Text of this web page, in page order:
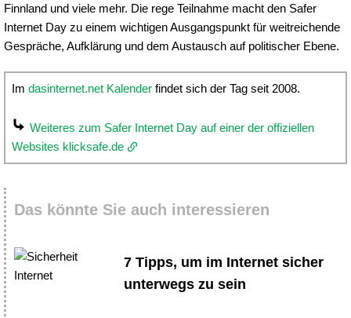
Finnland und viele mehr. Die rege Teilnahme macht den Safer
Internet Day zu einem wichtigen Ausgangspunkt für weitreichende
Gespräche, Aufklärung und dem Austausch auf politischer Ebene.
Im dasinternet.net Kalender findet sich der Tag seit 2008.
Weiteres zum Safer Internet Day auf einer der offiziellen
Websites klicksafe.de
Das könnte Sie auch interessieren
7 Tipps, um im Internet sicher
unterwegs zu sein